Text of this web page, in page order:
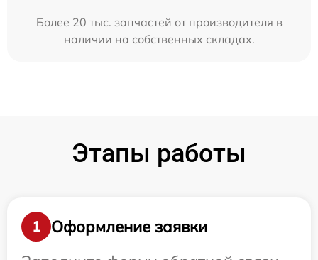
Более 20 тыс. запчастей от производителя в
наличии на собственных складах.
Этапы работы
1
Оформление заявки